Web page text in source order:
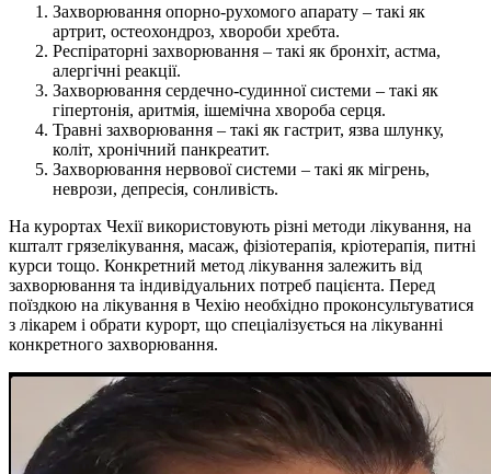
Захворювання опорно-рухомого апарату – такі як
артрит, остеохондроз, хвороби хребта.
Респіраторні захворювання – такі як бронхіт, астма,
алергічні реакції.
Захворювання сердечно-судинної системи – такі як
гіпертонія, аритмія, ішемічна хвороба серця.
Травні захворювання – такі як гастрит, язва шлунку,
коліт, хронічний панкреатит.
Захворювання нервової системи – такі як мігрень,
неврози, депресія, сонливість.
На курортах Чехії використовують різні методи лікування, на
кшталт грязелікування, масаж, фізіотерапія, кріотерапія, питні
курси тощо. Конкретний метод лікування залежить від
захворювання та індивідуальних потреб пацієнта. Перед
поїздкою на лікування в Чехію необхідно проконсультуватися
з лікарем і обрати курорт, що спеціалізується на лікуванні
конкретного захворювання.